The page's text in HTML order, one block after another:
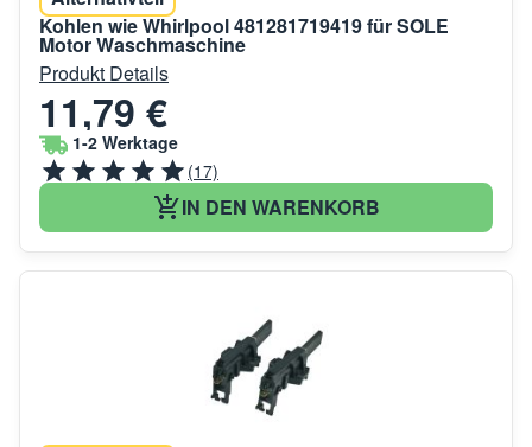
Kohlen wie Whirlpool 481281719419 für SOLE
Motor Waschmaschine
Produkt Details
11,79 €
1-2 Werktage
(17)
IN DEN WARENKORB